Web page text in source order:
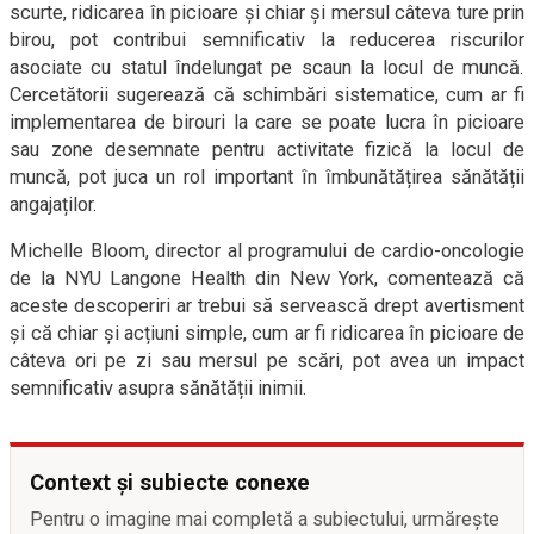
scurte, ridicarea în picioare și chiar și mersul câteva ture prin
birou, pot contribui semnificativ la reducerea riscurilor
asociate cu statul îndelungat pe scaun la locul de muncă.
Cercetătorii sugerează că schimbări sistematice, cum ar fi
implementarea de birouri la care se poate lucra în picioare
sau zone desemnate pentru activitate fizică la locul de
muncă, pot juca un rol important în îmbunătățirea sănătății
angajaților.
Michelle Bloom, director al programului de cardio-oncologie
de la NYU Langone Health din New York, comentează că
aceste descoperiri ar trebui să servească drept avertisment
și că chiar și acțiuni simple, cum ar fi ridicarea în picioare de
câteva ori pe zi sau mersul pe scări, pot avea un impact
semnificativ asupra sănătății inimii.
Context și subiecte conexe
Pentru o imagine mai completă a subiectului, urmărește